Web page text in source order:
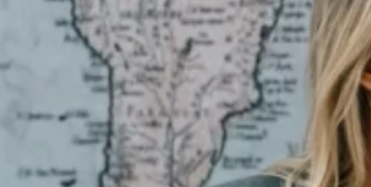
halen wat erin zit.